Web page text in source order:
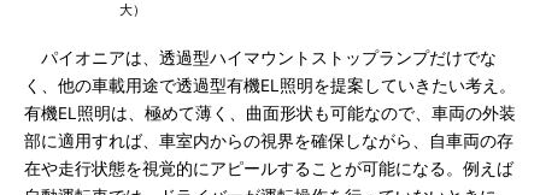
大）
パイオニアは、透過型ハイマウントストップランプだけでな
く、他の車載用途で透過型有機EL照明を提案していきたい考え。
有機EL照明は、極めて薄く、曲面形状も可能なので、車両の外装
部に適用すれば、車室内からの視界を確保しながら、自車両の存
在や走行状態を視覚的にアピールすることが可能になる。例えば